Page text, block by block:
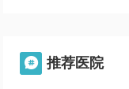
 推荐医院